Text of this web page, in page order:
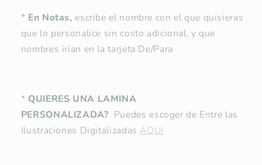
* En Notas, escribe el nombre con el que quisieras
que lo personalice sin costo adicional, y que
nombres irían en la tarjeta De/Para
* QUIERES UNA LAMINA
PERSONALIZADA? Puedes escoger de Entre las
Ilustraciones Digitalizadas AQUI